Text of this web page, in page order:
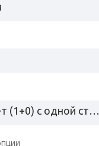
печать в 1 цвет (1+0) с одной стороны